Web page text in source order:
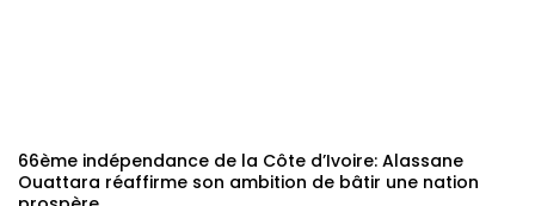
66ème indépendance de la Côte d’Ivoire: Alassane
Ouattara réaffirme son ambition de bâtir une nation